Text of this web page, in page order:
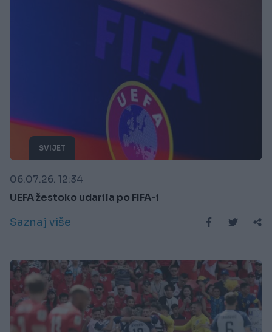
SVIJET
06.07.26. 12:34
UEFA žestoko udarila po FIFA-i
Saznaj više